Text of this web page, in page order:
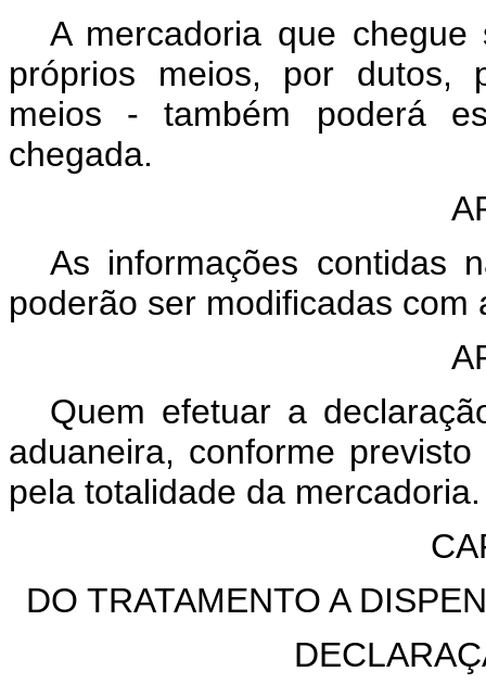
A mercadoria que
próprios meios, por dutos,
meios - também poderá
chegada.
As informações contidas
poderão ser modificadas com
Quem efetuar a
aduaneira, conforme
pela totalidade da mercadoria.
DO TRATAMENTO A